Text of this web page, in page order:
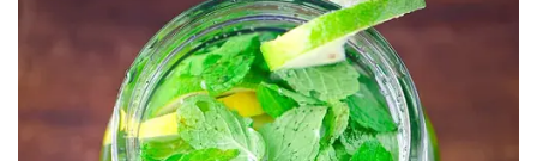
खबरों, राजनीतिक घटनाक्रमों और गहन विश्लेषण पर विशेष पकड़ रखते हैं। ब्रेकिंग
न्यूज कवरेज, लाइव ब्लॉग, एक्सप्लेनर और एनालिसिस आर्टिकल तैयार करने में उन्हें
विशेषज्ञता हासिल है। शिव शुक्ला 8,000 से अधिक न्यूज रिपोर्ट प्रकाशित कर
चुके हैं। मजबूत न्यूज सेंस, विश्लेषण क्षमता और स्पष्ट लेखन शैली उनकी खासियत
है। उन्हें नए स्थानों की यात्रा करना और किताबें पढ़ने का शौक है, जो उनकी लेखन
शैली एवं दृष्टिकोण को और समृद्ध बनाता है।
Subscribe to our daily Newsletter!